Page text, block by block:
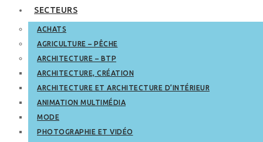
SECTEURS
ACHATS
AGRICULTURE – PÊCHE
ARCHITECTURE – BTP
ARCHITECTURE, CRÉATION
ARCHITECTURE ET ARCHITECTURE D’INTÉRIEUR
ANIMATION MULTIMÉDIA
MODE
PHOTOGRAPHIE ET VIDÉO